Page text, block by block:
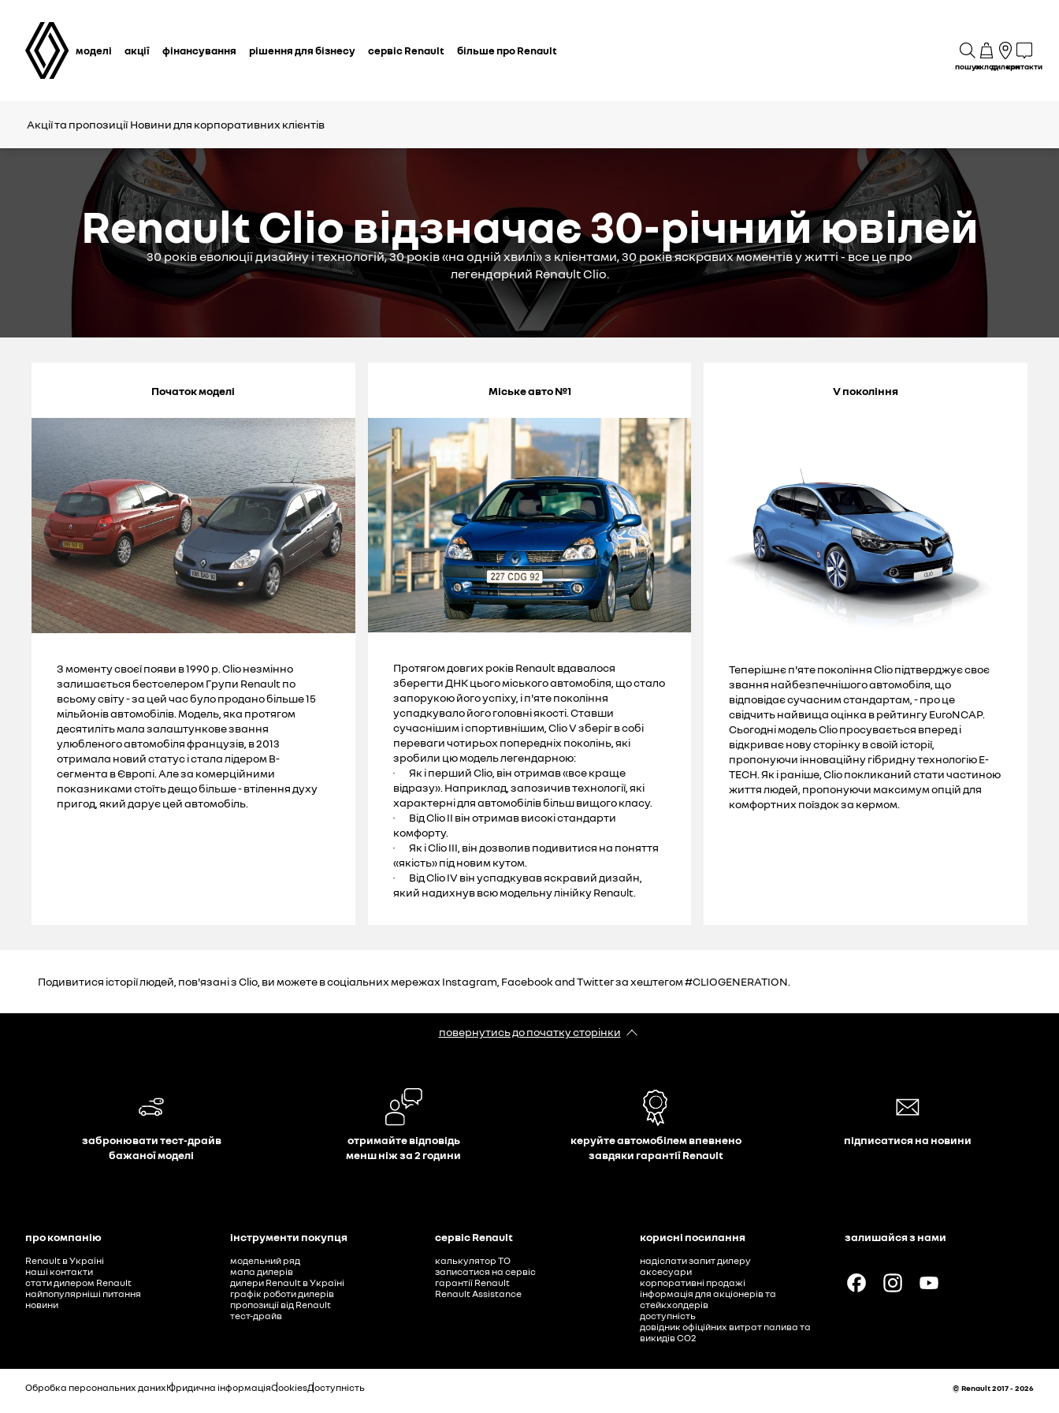
моделі акції фінансування рішення для бізнесу сервіс Renault більше про Renault
пошукскладдилериконтакти
Акції та пропозиції Новини для корпоративних клієнтів
Renault Clio відзначає 30-річний ювілей
30 років еволюції дизайну і технологій, 30 років «на одній хвилі» з клієнтами, 30 років яскравих моментів у житті - все це про
легендарний Renault Clio.
Початок моделі
З моменту своєї появи в 1990 р. Clio незмінно
залишається бестселером Групи Renault по
всьому світу - за цей час було продано більше 15
мільйонів автомобілів. Модель, яка протягом
десятиліть мала залаштункове звання
улюбленого автомобіля французів, в 2013
отримала новий статус і стала лідером B-
сегмента в Європі. Але за комерційними
показниками стоїть дещо більше - втілення духу
пригод, який дарує цей автомобіль.
Міське авто №1
Протягом довгих років Renault вдавалося
зберегти ДНК цього міського автомобіля, що стало
запорукою його успіху, і п'яте покоління
успадкувало його головні якості. Ставши
сучаснішим і спортивнішим, Clio V зберіг в собі
переваги чотирьох попередніх поколінь, які
зробили цю модель легендарною:
· Як і перший Clio, він отримав «все краще
відразу». Наприклад, запозичив технології, які
характерні для автомобілів більш вищого класу.
· Від Clio II він отримав високі стандарти
комфорту.
· Як і Clio III, він дозволив подивитися на поняття
«якість» під новим кутом.
· Від Clio IV він успадкував яскравий дизайн,
який надихнув всю модельну лінійку Renault.
V покоління
Теперішнє п'яте покоління Clio підтверджує своє
звання найбезпечнішого автомобіля, що
відповідає сучасним стандартам, - про це
свідчить найвища оцінка в рейтингу EuroNCAP.
Сьогодні модель Clio просувається впереді
відкриває нову сторінку в своїй історії,
пропонуючи інноваційну гібридну технологію E-
TECH. Як і раніше, Clio покликаний стати частиною
життя людей, пропонуючи максимум опцій для
комфортних поїздок за кермом.
Подивитися історії людей, пов'язані з Clio, ви можете в соціальних мережах Instagram, Facebook and Twitter за хештегом #CLIOGENERATION.
повернутись до початку сторінки
забронювати тест-драйв
бажаної моделі
отримайте відповідь
менш ніж за 2 години
керуйте автомобілем впевнено
завдяки гарантії Renault
підписатися на новини
про компанію
Renault в Україні
наші контакти
стати дилером Renault
найпопулярніші питання
новини
інструменти покупця
модельний ряд
мапа дилерів
дилери Renault в Україні
графік роботи дилерів
пропозиції від Renault
тест-драйв
сервіс Renault
калькулятор ТО
записатися на сервіс
гарантії Renault
Renault Assistance
корисні посилання
надіслати запит дилеру
аксесуари
корпоративні продажі
інформація для акціонерів та
стейкхолдерів
доступність
довідник офіційних витрат палива та
викидів СО2
залишайся з нами
Обробка персональних данихЮридична інформаціяCookiesДоступність © Renault 2017 - 2026